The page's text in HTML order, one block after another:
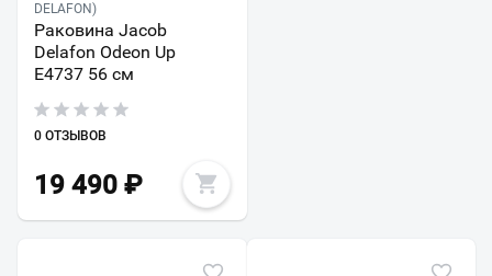
DELAFON)
Раковина Jacob
Delafon Odeon Up
E4737 56 см
0 ОТЗЫВОВ
19 490 ₽